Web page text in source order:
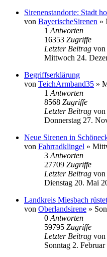
Sirenenstandorte: Stadt
von BayerischeSirenen »
1 Antworten
16353 Zugriffe
Letzter Beitrag von
Mittwoch 24.
Begriffserklärung
von TeichArmband35 »
1 Antworten
8568 Zugriffe
Letzter Beitrag von
Donnerstag 27.
Neue Sirenen in
von Fahrradklingel »
3 Antworten
27709 Zugriffe
Letzter Beitrag von
Dienstag 20. Mai
Landkreis Miesbach
von Oberlandsirene »
0 Antworten
59795 Zugriffe
Letzter Beitrag von
Sonntag 2.